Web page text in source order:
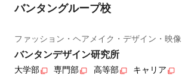
バンタングループ校
ファッション・ヘアメイク・デザイン・映像
バンタンデザイン研究所
大学部 専門部 高等部 キャリア